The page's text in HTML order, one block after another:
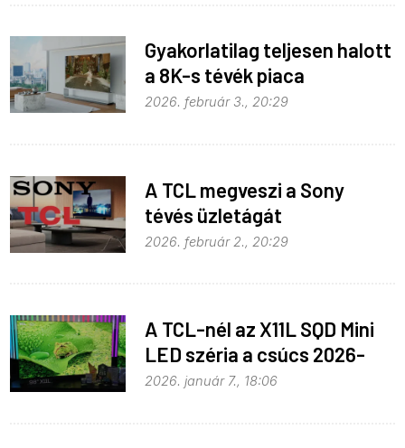
Gyakorlatilag teljesen halott
a 8K-s tévék piaca
2026. február 3., 20:29
A TCL megveszi a Sony
tévés üzletágát
2026. február 2., 20:29
A TCL-nél az X11L SQD Mini
LED széria a csúcs 2026-
ban
2026. január 7., 18:06